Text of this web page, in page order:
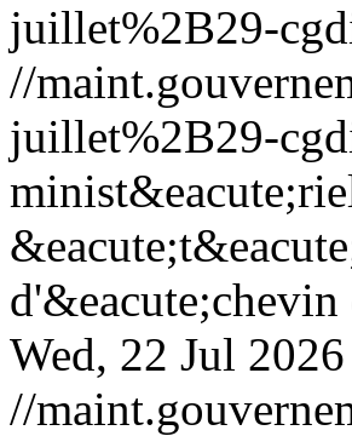
juillet%2B29-
//
juillet%2B29-
Wed, 22 Jul
//